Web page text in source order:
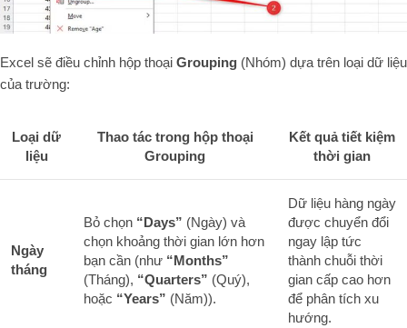
Excel sẽ điều chỉnh hộp thoại Grouping (Nhóm) dựa trên loại dữ liệu
của trường:
Loại dữ
liệu
Thao tác trong hộp thoại
Grouping
Kết quả tiết kiệm
thời gian
Ngày
tháng
Bỏ chọn “Days” (Ngày) và
chọn khoảng thời gian lớn hơn
bạn cần (như “Months”
(Tháng), “Quarters” (Quý),
hoặc “Years” (Năm)).
Dữ liệu hàng ngày
được chuyển đổi
ngay lập tức
thành chuỗi thời
gian cấp cao hơn
để phân tích xu
hướng.